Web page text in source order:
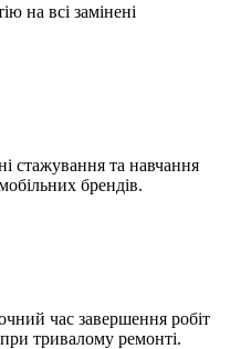
на всі замінені
стажування та навчання
брендів.
час завершення робіт
тривалому ремонті.